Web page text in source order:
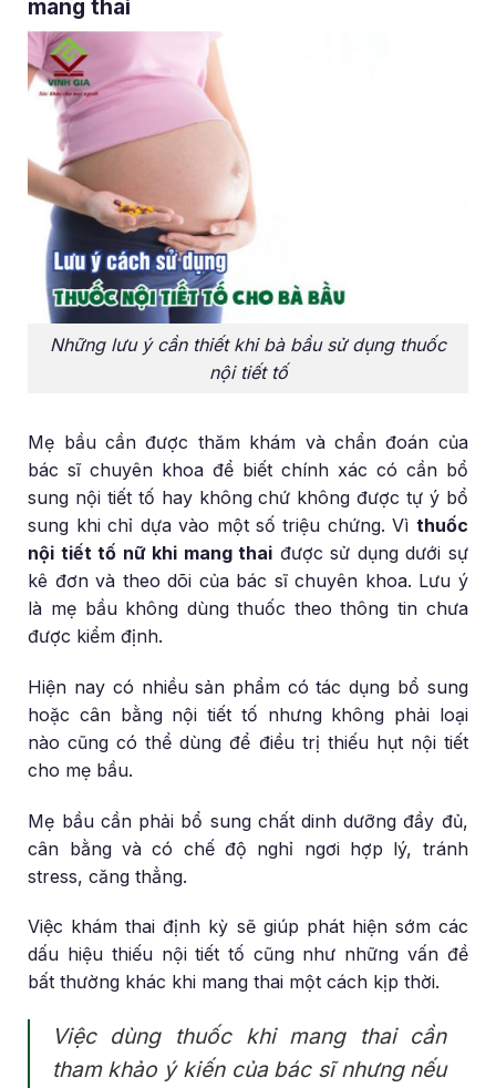
mang thai
Những lưu ý cần thiết khi bà bầu sử dụng thuốc
nội tiết tố
Mẹ bầu cần được thăm khám và chẩn đoán của
bác sĩ chuyên khoa để biết chính xác có cần bổ
sung nội tiết tố hay không chứ không được tự ý bổ
sung khi chỉ dựa vào một số triệu chứng. Vì thuốc
nội tiết tố nữ khi mang thai được sử dụng dưới sự
kê đơn và theo dõi của bác sĩ chuyên khoa. Lưu ý
là mẹ bầu không dùng thuốc theo thông tin chưa
được kiểm định.
Hiện nay có nhiều sản phẩm có tác dụng bổ sung
hoặc cân bằng nội tiết tố nhưng không phải loại
nào cũng có thể dùng để điều trị thiếu hụt nội tiết
cho mẹ bầu.
Mẹ bầu cần phải bổ sung chất dinh dưỡng đầy đủ,
cân bằng và có chế độ nghỉ ngơi hợp lý, tránh
stress, căng thẳng.
Việc khám thai định kỳ sẽ giúp phát hiện sớm các
dấu hiệu thiếu nội tiết tố cũng như những vấn đề
bất thường khác khi mang thai một cách kịp thời.
Việc dùng thuốc khi mang thai cần
tham khảo ý kiến của bác sĩ nhưng nếu